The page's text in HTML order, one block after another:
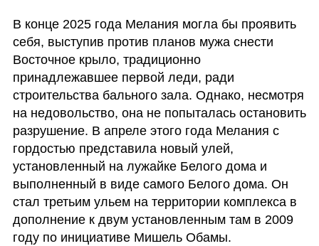
В конце 2025 года Мелания могла бы проявить
себя, выступив против планов мужа снести
Восточное крыло, традиционно
принадлежавшее первой леди, ради
строительства бального зала. Однако, несмотря
на недовольство, она не попыталась остановить
разрушение. В апреле этого года Мелания с
гордостью представила новый улей,
установленный на лужайке Белого дома и
выполненный в виде самого Белого дома. Он
стал третьим ульем на территории комплекса в
дополнение к двум установленным там в 2009
году по инициативе Мишель Обамы.